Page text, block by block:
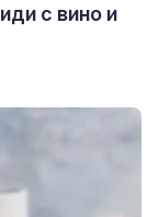
с вино и